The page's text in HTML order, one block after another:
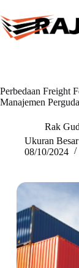
to
content
Perbedaan Freight
Manajemen
Rak
Ukuran Besar
08/10/2024